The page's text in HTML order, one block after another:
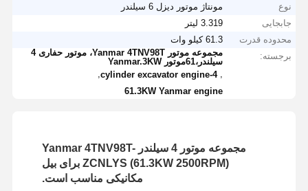
نوع
مونتاژ موتور دیزل 6 سیلندر
جابجایی
3.319 لیتر
محدوده قدرت
61.3 کیلو وات
برجسته:
مجموعه موتور Yanmar 4TNV98T، موتور حفاری 4
سیلندر،61موتور Yanmar.3KW
,
4-cylinder excavator engine
61.3KW Yanmar engine
مجموعه موتور 4 سیلندر Yanmar 4TNV98T-
ZCNLYS (61.3KW 2500RPM) برای بیل
مکانیکی مناسب است.